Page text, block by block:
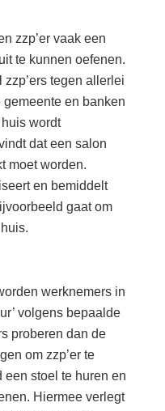
zzp’er vaak een
te kunnen oefenen.
tegen allerlei
en banken
wordt
dat een salon
moet worden.
en bemiddelt
gaat om
werknemers in
volgens bepaalde
proberen dan de
om zzp’er te
stoel te huren en
Hiermee verlegt